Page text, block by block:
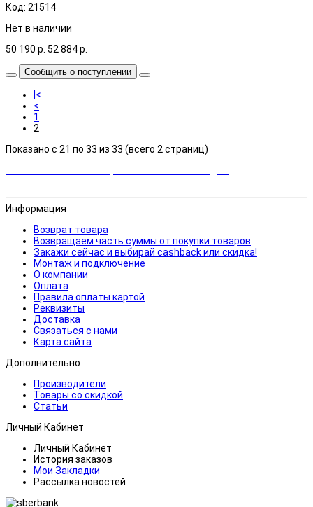
Код: 21514
Нет в наличии
50 190 р. 52 884р.
Сообщить о поступлении
|<
<
1
2
Показано с 21 по 33 из 33 (всего 2 страниц)
Информация
Возврат товара
Возвращаем часть суммы от покупки товаров
Закажи сейчас и выбирай cashback или скидка!
Монтаж и подключение
О компании
Оплата
Правила оплаты картой
Реквизиты
Доставка
Связаться с нами
Карта сайта
Дополнительно
Производители
Товары со скидкой
Статьи
Личный Кабинет
Личный Кабинет
История заказов
Мои Закладки
Рассылка новостей